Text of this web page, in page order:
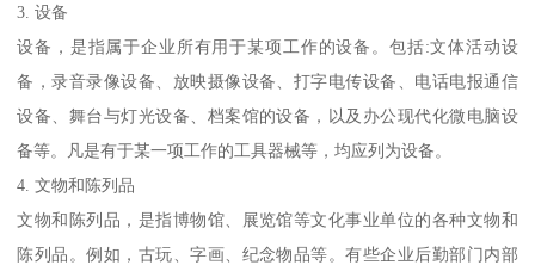
3. 设备
设备，是指属于企业所有用于某项工作的设备。包括:文体活动设
备，录音录像设备、放映摄像设备、打字电传设备、电话电报通信
设备、舞台与灯光设备、档案馆的设备，以及办公现代化微电脑设
备等。凡是有于某一项工作的工具器械等，均应列为设备。
4. 文物和陈列品
文物和陈列品，是指博物馆、展览馆等文化事业单位的各种文物和
陈列品。例如，古玩、字画、纪念物品等。有些企业后勤部门内部